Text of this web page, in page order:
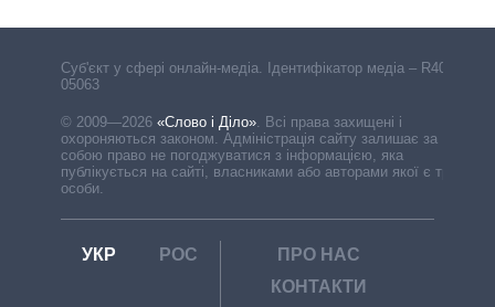
Cуб'єкт у сфері онлайн-медіа. Ідентифікатор медіа – R40-
05063
© 2009—2026 «Слово і Діло». Всі права захищені і
охороняються законом. Адміністрація сайту залишає за
собою право не погоджуватися з інформацією, яка
публікується на сайті, власниками або авторами якої є треті
особи.
УКР РОС
ПРО НАС
КОНТАКТИ